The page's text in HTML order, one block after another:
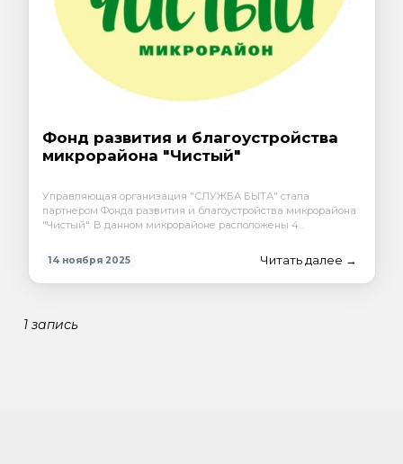
Фонд развития и благоустройства
микрорайона "Чистый"
Управляющая организация "СЛУЖБА БЫТА" стала
партнером Фонда развития и благоустройства микрорайона
"Чистый". В данном микрорайоне расположены 4...
14 ноября 2025 Читать далее →
1 запись